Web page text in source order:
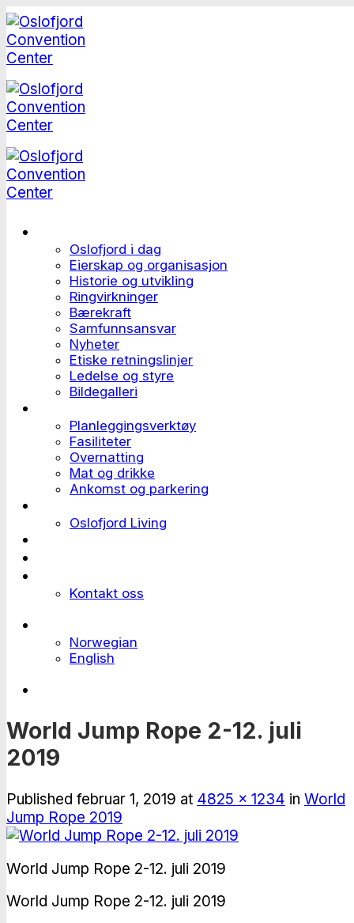
Skip
to
content
Oslofjord i dag
Eierskap og organisasjon
Historie og utvikling
Ringvirkninger
Bærekraft
Samfunnsansvar
Nyheter
Etiske retningslinjer
Ledelse og styre
Bildegalleri
Planleggingsverktøy
Fasiliteter
Overnatting
Mat og drikke
Ankomst og parkering
Oslofjord Living
Kontakt oss
Norwegian
English
World Jump Rope 2-12. juli
2019
Published februar 1, 2019 at 4825 × 1234 in World
Jump Rope 2019
World Jump Rope 2-12. juli 2019
World Jump Rope 2-12. juli 2019